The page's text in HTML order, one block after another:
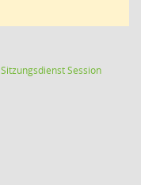
SitzungsdienstSession(Wird in